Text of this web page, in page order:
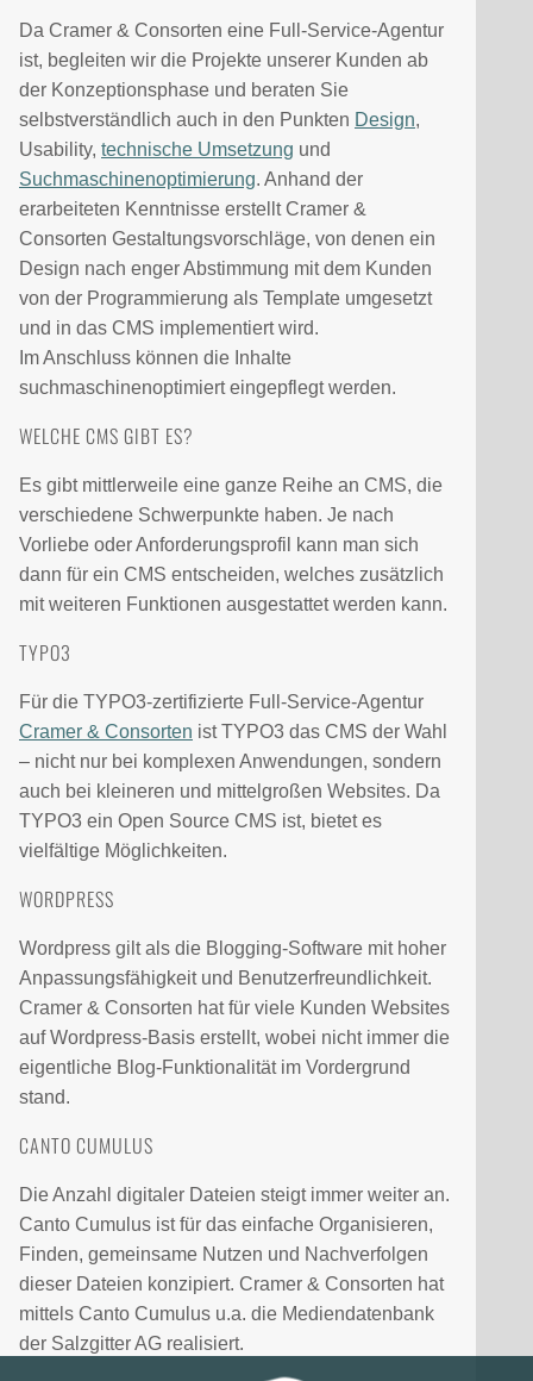
Da Cramer & Consorten eine Full-Service-Agentur
ist, begleiten wir die Projekte unserer Kunden ab
der Konzeptionsphase und beraten Sie
selbstverständlich auch in den Punkten Design,
Usability, technische Umsetzung und
Suchmaschinenoptimierung. Anhand der
erarbeiteten Kenntnisse erstellt Cramer &
Consorten Gestaltungsvorschläge, von denen ein
Design nach enger Abstimmung mit dem Kunden
von der Programmierung als Template umgesetzt
und in das CMS implementiert wird.
Im Anschluss können die Inhalte
suchmaschinenoptimiert eingepflegt werden.
WELCHE CMS GIBT ES?
Es gibt mittlerweile eine ganze Reihe an CMS, die
verschiedene Schwerpunkte haben. Je nach
Vorliebe oder Anforderungsprofil kann man sich
dann für ein CMS entscheiden, welches zusätzlich
mit weiteren Funktionen ausgestattet werden kann.
TYPO3
Für die TYPO3-zertifizierte Full-Service-Agentur
Cramer & Consorten ist TYPO3 das CMS der Wahl
– nicht nur bei komplexen Anwendungen, sondern
auch bei kleineren und mittelgroßen Websites. Da
TYPO3 ein Open Source CMS ist, bietet es
vielfältige Möglichkeiten.
WORDPRESS
Wordpress gilt als die Blogging-Software mit hoher
Anpassungsfähigkeit und Benutzerfreundlichkeit.
Cramer & Consorten hat für viele Kunden Websites
auf Wordpress-Basis erstellt, wobei nicht immer die
eigentliche Blog-Funktionalität im Vordergrund
stand.
CANTO CUMULUS
Die Anzahl digitaler Dateien steigt immer weiter an.
Canto Cumulus ist für das einfache Organisieren,
Finden, gemeinsame Nutzen und Nachverfolgen
dieser Dateien konzipiert. Cramer & Consorten hat
mittels Canto Cumulus u.a. die Mediendatenbank
der Salzgitter AG realisiert.